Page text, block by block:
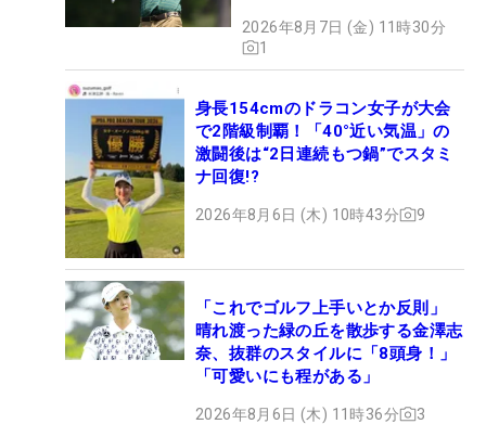
2026年8月7日 (金) 11時30分
1
身長154cmのドラコン女子が大会
で2階級制覇！「40°近い気温」の
激闘後は“2日連続もつ鍋”でスタミ
ナ回復!?
2026年8月6日 (木) 10時43分 9
「これでゴルフ上手いとか反則」
晴れ渡った緑の丘を散歩する金澤志
奈、抜群のスタイルに「8頭身！」
「可愛いにも程がある」
2026年8月6日 (木) 11時36分 3